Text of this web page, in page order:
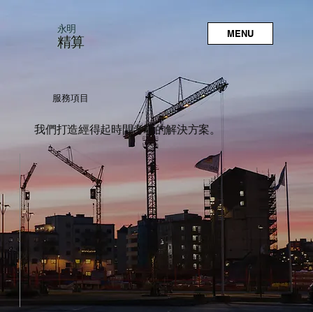
永明
精算 MENU
服務項目
我們打造經得起時間考驗的解決方案。